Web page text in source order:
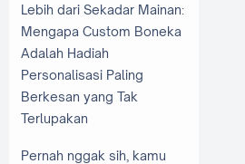
Lebih dari Sekadar Mainan:
Mengapa Custom Boneka
Adalah Hadiah
Personalisasi Paling
Berkesan yang Tak
Terlupakan
Pernah nggak sih, kamu